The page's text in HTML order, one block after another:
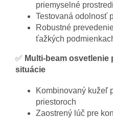
priemyselné
Testovaná odolnosť
Robustné
ťažkých
✅ Multi-beam
situácie
Kombinovaný kužeľ
priestoroch
Zaostrený lúč pre